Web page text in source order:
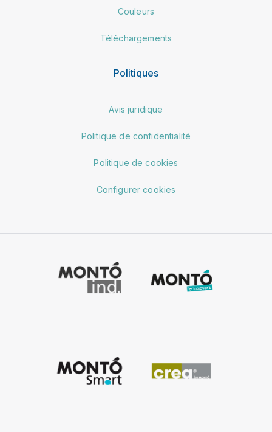
Couleurs
Téléchargements
Politiques
Avis juridique
Politique de confidentialité
Politique de cookies
Configurer cookies